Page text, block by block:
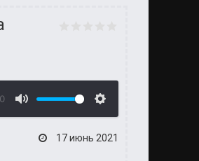
17 июнь 2021